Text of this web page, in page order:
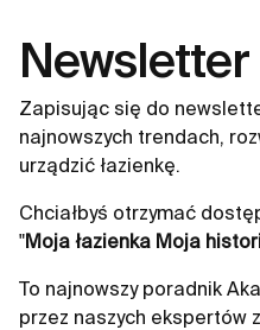
Newsletter
Zapisując się do
najnowszych trendach,
urządzić łazienkę.
Chciałbyś otrzymać
"Moja łazienka Moja
To najnowszy poradnik
przez naszych ekspertów